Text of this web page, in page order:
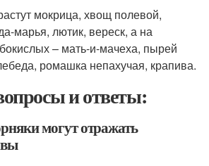
мокрица, хвощ полевой,
марья, лютик, вереск, а на
– мать-и-мачеха, пырей
ромашка непахучая, крапива.
и ответы:
могут отражать